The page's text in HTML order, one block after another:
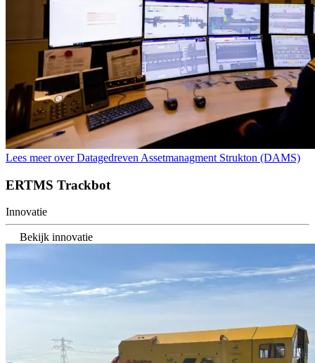
Lees meer over Datagedreven Assetmanagment Strukton (DAMS)
ERTMS Trackbot
Innovatie
Bekijk innovatie